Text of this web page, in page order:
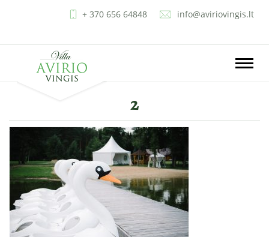
+ 370 656 64848 info@aviriovingis.lt
Toggle
2